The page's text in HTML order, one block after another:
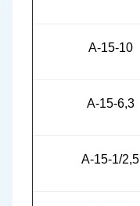
А-15-10
А-15-6,3
А-15-1/2,5